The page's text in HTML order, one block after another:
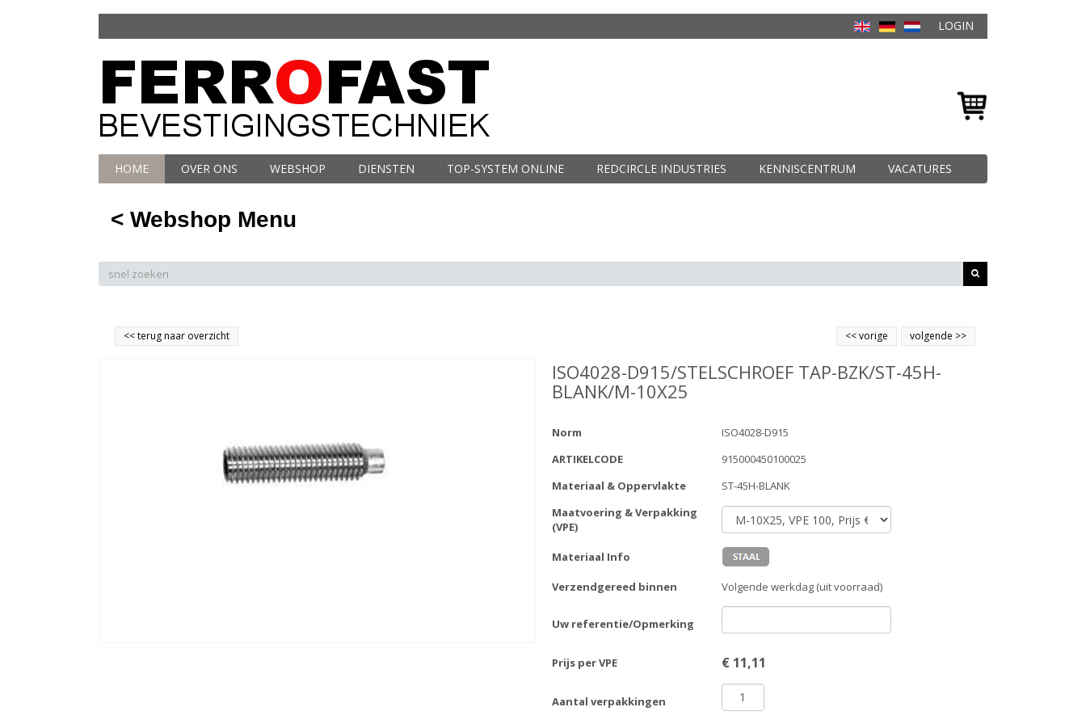
LOGIN
HOME OVER ONS WEBSHOP DIENSTEN TOP-SYSTEM ONLINE REDCIRCLE INDUSTRIES KENNISCENTRUM VACATURES
< Webshop Menu
<<terug naar overzicht volgende >>
<<vorige
ISO4028-D915/STELSCHROEF TAP-BZK/ST-45H-
BLANK/M-10X25
Norm
ISO4028-D915
ARTIKELCODE
915000450100025
Materiaal & Oppervlakte
ST-45H-BLANK
Maatvoering & Verpakking
(VPE)
Materiaal Info
Verzendgereed binnen Volgende werkdag (uit voorraad)
Uw referentie/Opmerking
Prijs per VPE € 11,11
Aantal verpakkingen